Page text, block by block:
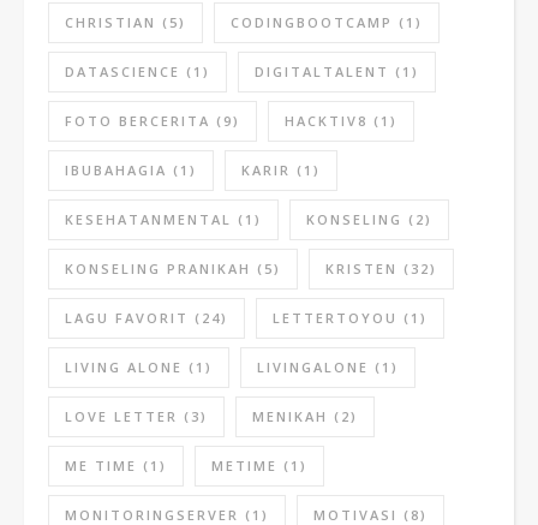
CHRISTIAN (5) CODINGBOOTCAMP (1)
DATASCIENCE (1) DIGITALTALENT (1)
FOTO BERCERITA (9) HACKTIV8 (1)
IBUBAHAGIA (1) KARIR (1)
KESEHATANMENTAL (1) KONSELING (2)
KONSELING PRANIKAH (5) KRISTEN (32)
LAGU FAVORIT (24) LETTERTOYOU (1)
LIVING ALONE (1) LIVINGALONE (1)
LOVE LETTER (3) MENIKAH (2)
ME TIME (1) METIME (1)
MONITORINGSERVER (1) MOTIVASI (8)